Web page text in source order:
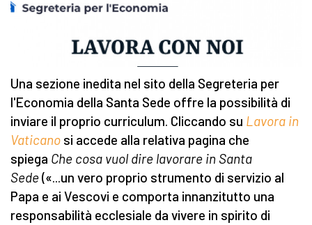
Una sezione inedita nel sito della Segreteria per
l'Economia della Santa Sede offre la possibilità di
inviare il proprio curriculum. Cliccando su Lavora in
Vaticano si accede alla relativa pagina che
spiega Che cosa vuol dire lavorare in Santa
Sede(«...un vero proprio strumento di servizio al
Papa e ai Vescovi e comporta innanzitutto una
responsabilità ecclesiale da vivere in spirito di